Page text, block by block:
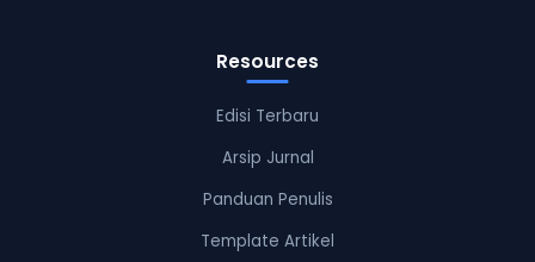
Resources
Edisi Terbaru
Arsip Jurnal
Panduan Penulis
Template Artikel